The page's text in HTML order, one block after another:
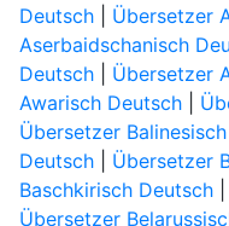
Deutsch| Übersetzer
Aserbaidschanisch
Deutsch| Übersetzer
Awarisch Deutsch|
Übersetzer
Deutsch| Übersetzer
Baschkirisch Deutsch|
Übersetzer